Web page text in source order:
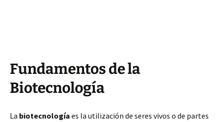
Fundamentos de la
Biotecnología
La biotecnología es la utilización de seres vivos o de partes